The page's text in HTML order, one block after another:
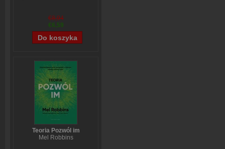
€8,94
€6,59
Teoria Pozwól im
Mel Robbins